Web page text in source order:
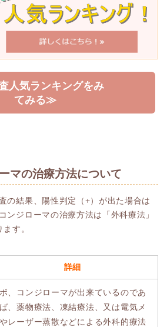
人気ランキングをみ
てみる≫
マの治療方法について
の結果、陽性判定（+）が出た場合は
ンジローマの治療方法は「外科療法」
す。
詳細
、コンジローマが出来ているのであ
、薬物療法、凍結療法、又は電気メ
レーザー蒸散などによる外科的療法